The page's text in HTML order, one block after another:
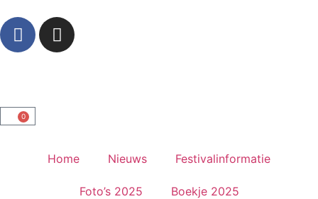
0
Home Nieuws Festivalinformatie
Foto’s 2025 Boekje 2025